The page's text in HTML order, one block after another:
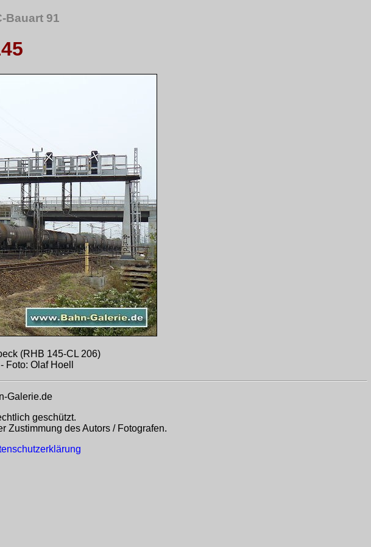
Bauart 91
(RHB 145-CL 206)
Olaf Hoell
Galerie.de
geschützt.
Zustimmung des Autors / Fotografen.